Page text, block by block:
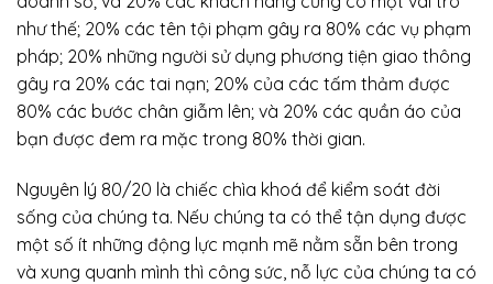
như thế; 20% các tên tội phạm gây ra 80% các vụ phạm
pháp; 20% những người sử dụng phương tiện giao thông
gây ra 20% các tai nạn; 20% của các tấm thảm được
80% các bước chân giẫm lên; và 20% các quần áo của
bạn được đem ra mặc trong 80% thời gian.
Nguyên lý 80/20 là chiếc chìa khoá để kiểm soát đời
sống của chúng ta. Nếu chúng ta có thể tận dụng được
một số ít những động lực mạnh mẽ nằm sẵn bên trong
và xung quanh mình thì công sức, nỗ lực của chúng ta có